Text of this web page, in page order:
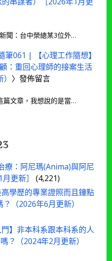
聞：台中榮總某3位外…
筆061 | 【心理工作隨想】
：重回心理師的接案生活
〉發佈留言
篇文章，我想說的是當…
療：阿尼瑪(Anima)與阿尼
更新］
(4,221)
學歷的專業證照而且鐘點
（2026年6月更新）
】非本科系跟本科系的人
？（2024年2月更新）